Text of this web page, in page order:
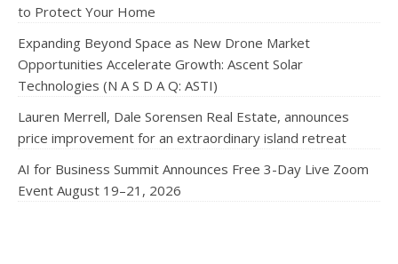
to Protect Your Home
Expanding Beyond Space as New Drone Market
Opportunities Accelerate Growth: Ascent Solar
Technologies (N A S D A Q: ASTI)
Lauren Merrell, Dale Sorensen Real Estate, announces
price improvement for an extraordinary island retreat
AI for Business Summit Announces Free 3-Day Live Zoom
Event August 19–21, 2026